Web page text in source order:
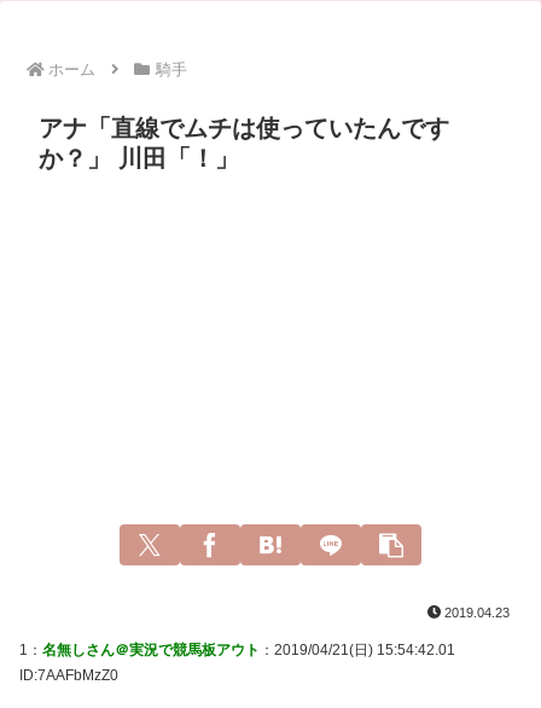
ホーム 騎手
アナ「直線でムチは使っていたんです
か？」 川田「！」
2019.04.23
1： 名無しさん＠実況で競馬板アウト ：2019/04/21(日) 15:54:42.01
ID:7AAFbMzZ0